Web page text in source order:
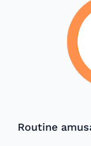
Routine